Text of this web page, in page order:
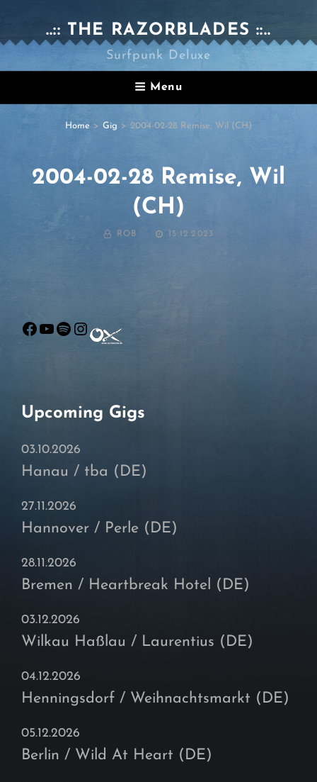
..:: THE RAZORBLADES ::..
Surfpunk Deluxe
Menu
Home > Gig > 2004-02-28 Remise, Wil (CH)
2004-02-28 Remise, Wil
(CH)
BY ROB
POSTED
15.12.2023
Facebook
YouTube
Spotify
Instagram
Upcoming Gigs
03.10.2026
Hanau / tba (DE)
27.11.2026
Hannover / Perle (DE)
28.11.2026
Bremen / Heartbreak Hotel (DE)
03.12.2026
Wilkau Haßlau / Laurentius (DE)
04.12.2026
Henningsdorf / Weihnachtsmarkt (DE)
05.12.2026
Berlin / Wild At Heart (DE)